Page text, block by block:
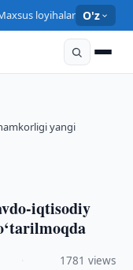
loyihalar O'z
yangi
iqtisodiy
1781 views